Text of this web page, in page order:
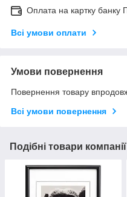
Оплата на картку
Всі умови оплати
Умови повернення
Повернення товару
Всі умови повернення
Подібні товари компанії